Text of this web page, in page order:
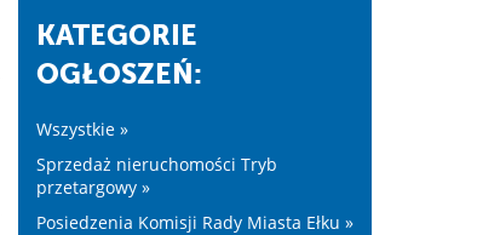
KATEGORIE
OGŁOSZEŃ:
Wszystkie »
Sprzedaż nieruchomości Tryb
przetargowy »
Posiedzenia Komisji Rady Miasta Ełku »